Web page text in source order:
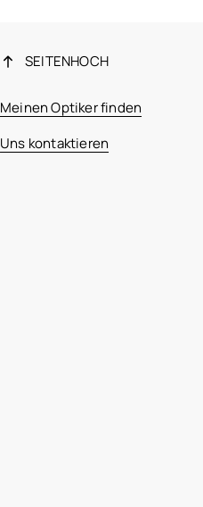
SEITENHOCH
Meinen Optiker finden
Uns kontaktieren